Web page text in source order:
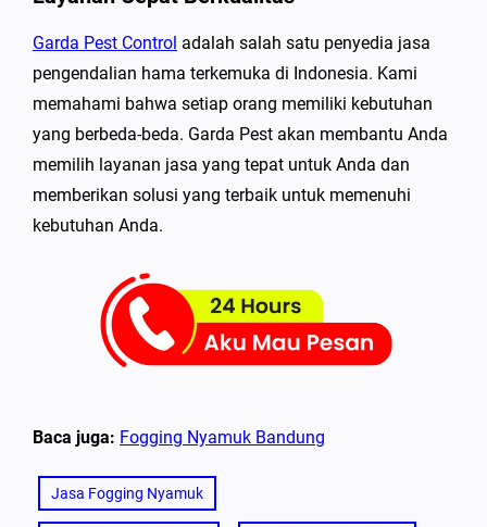
Garda Pest Control adalah salah satu penyedia jasa
pengendalian hama terkemuka di Indonesia. Kami
memahami bahwa setiap orang memiliki kebutuhan
yang berbeda-beda. Garda Pest akan membantu Anda
memilih layanan jasa yang tepat untuk Anda dan
memberikan solusi yang terbaik untuk memenuhi
kebutuhan Anda.
Baca juga: Fogging Nyamuk Bandung
Jasa Fogging Nyamuk